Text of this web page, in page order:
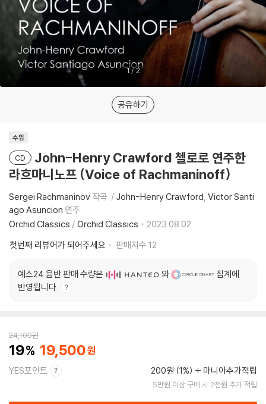
1/2
공유하기
수입
CD
John-Henry Crawford 첼로로 연주한
라흐마니노프 (Voice of Rachmaninoff)
Sergei Rachmaninov 작곡 John-Henry Crawford Victor Santi
ago Asuncion 연주
Orchid Classics / Orchid Classics
2023.08.02.
첫번째 리뷰어가 되어주세요
판매지수 12
예스24 음반 판매 수량은 와
집계에
반영됩니다.
24,100원
19 19,500
YES포인트 200원 (1%) 마니아추가적립
5만원 이상 구매 시 2천원 추가 적립